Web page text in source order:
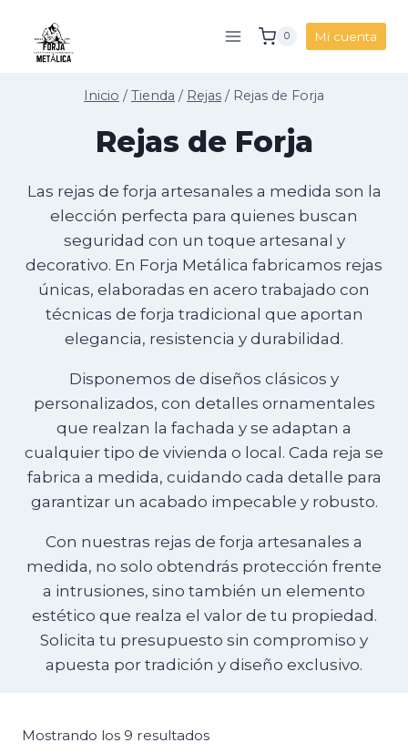
contenido
0 Mi cuenta
Inicio / Tienda / Rejas / Rejas de Forja
Rejas de Forja
Las rejas de forja artesanales a medida son la
elección perfecta para quienes buscan
seguridad con un toque artesanal y
decorativo. En Forja Metálica fabricamos rejas
únicas, elaboradas en acero trabajado con
técnicas de forja tradicional que aportan
elegancia, resistencia y durabilidad.
Disponemos de diseños clásicos y
personalizados, con detalles ornamentales
que realzan la fachada y se adaptan a
cualquier tipo de vivienda o local. Cada reja se
fabrica a medida, cuidando cada detalle para
garantizar un acabado impecable y robusto.
Con nuestras rejas de forja artesanales a
medida, no solo obtendrás protección frente
a intrusiones, sino también un elemento
estético que realza el valor de tu propiedad.
Solicita tu presupuesto sin compromiso y
apuesta por tradición y diseño exclusivo.
Mostrando los 9 resultadosOrdenado